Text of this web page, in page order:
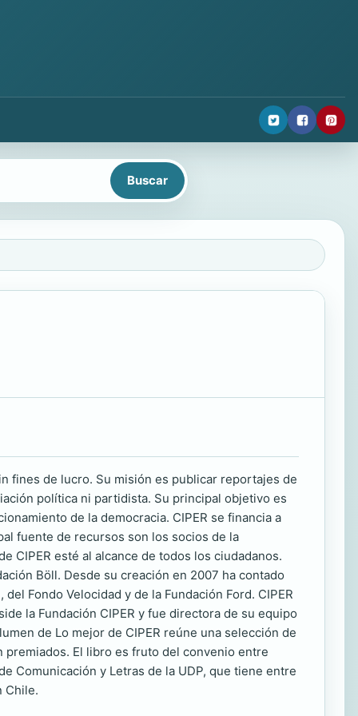
fines de lucro. Su misión es publicar reportajes de
política ni partidista. Su principal objetivo es
de la democracia. CIPER se financia a
fuente de recursos son los socios de la
CIPER esté al alcance de todos los ciudadanos.
Böll. Desde su creación en 2007 ha contado
Fondo Velocidad y de la Fundación Ford. CIPER
la Fundación CIPER y fue directora de su equipo
de Lo mejor de CIPER reúne una selección de
El libro es fruto del convenio entre
Comunicación y Letras de la UDP, que tiene entre
Chile.